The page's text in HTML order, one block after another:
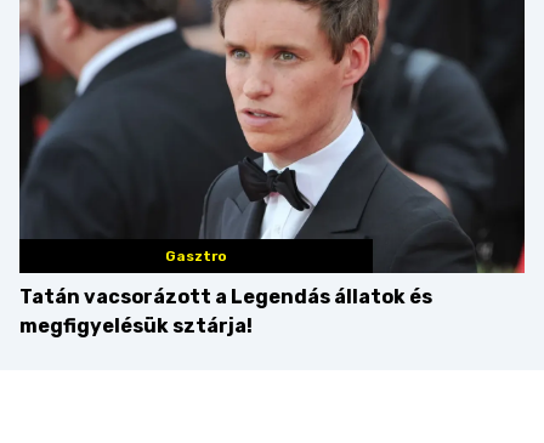
Gasztro
Tatán vacsorázott a Legendás állatok és
megfigyelésük sztárja!